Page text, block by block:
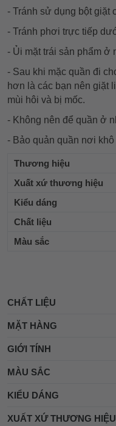
- Tránh sử dụng bột giặt
- Tránh phơi trực tiếp
- Ủi mặt trái sản phẩm ở
- Sau khi mặc quần đi
hơn là các bạn nên giặt
mùi hôi và bị mốc.
- Không nên để quần ở
- Bảo quản quần nơi khô
Thương hiệu
Xuất xứ thương hiệu
Kiểu dáng
Chất liệu
Màu sắc
CHẤT LIỆU
MẶT HÀNG
GIỚI TÍNH
MÀU SẮC
KIỂU DÁNG
XUẤT XỨ THƯƠNG HIỆU